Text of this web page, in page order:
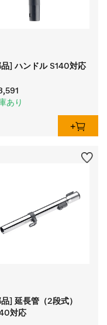
品] ハンドル S140対応
あり
品] 延長管（2段式）
対応